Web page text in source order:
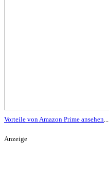
Vorteile von Amazon Prime ansehen...
Anzeige